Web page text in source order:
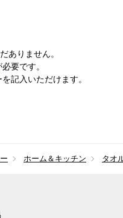
ありません。
必要です。
記入いただけます。
ホーム＆キッチン タオ